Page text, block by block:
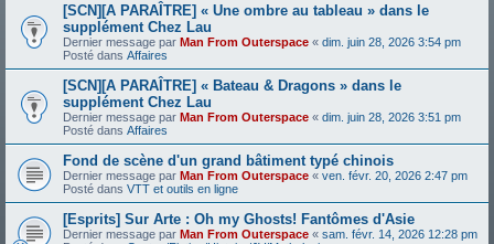
[SCN][A PARAÎTRE] « Une ombre au tableau » dans le
supplément Chez Lau
Dernier message par Man From Outerspace « dim. juin 28, 2026 3:54 pm
Posté dans Affaires
[SCN][A PARAÎTRE] « Bateau & Dragons » dans le
supplément Chez Lau
Dernier message par Man From Outerspace « dim. juin 28, 2026 3:51 pm
Posté dans Affaires
Fond de scène d'un grand bâtiment typé chinois
Dernier message par Man From Outerspace « ven. févr. 20, 2026 2:47 pm
Posté dans VTT et outils en ligne
[Esprits] Sur Arte : Oh my Ghosts! Fantômes d'Asie
Dernier message par Man From Outerspace « sam. févr. 14, 2026 12:28 pm